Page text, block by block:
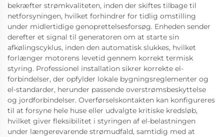
bekræfter strømkvaliteten, inden der skiftes tilbage til
netforsyningen, hvilket forhindrer for tidlig omstilling
under midlertidige genoprettelsesforsøg. Enheden sender
derefter et signal til generatoren om at starte sin
afkølingscyklus, inden den automatisk slukkes, hvilket
forlænger motorens levetid gennem korrekt termisk
styring. Professionel installation sikrer korrekte el-
forbindelser, der opfylder lokale bygningsreglementer og
el-standarder, herunder passende overstrømsbeskyttelse
og jordforbindelser. Overførselskontakten kan konfigureres
til at forsyne hele huse eller udvalgte kritiske kredsløb,
hvilket giver fleksibilitet i styringen af el-belastningen
under længerevarende strømudfald, samtidig med at